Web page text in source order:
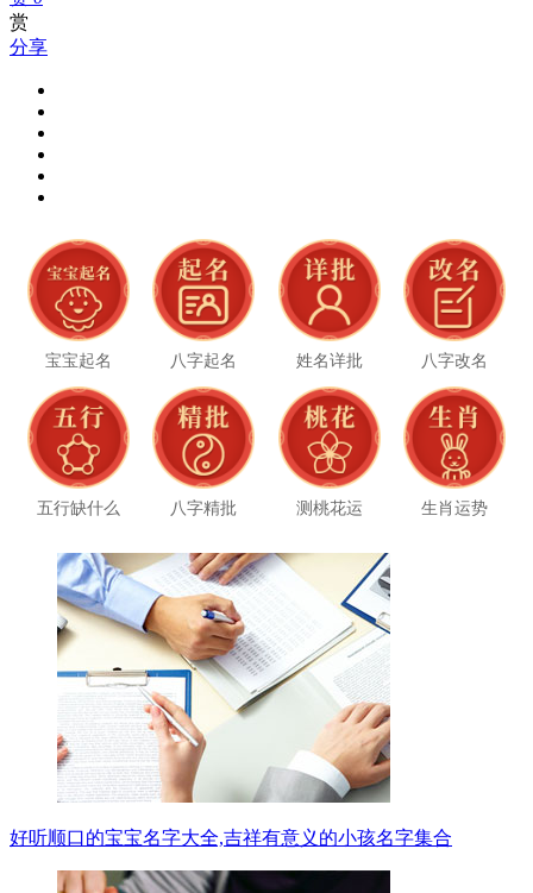
赏
分享
宝宝起名 八字起名 姓名详批 八字改名
五行缺什么 八字精批 测桃花运 生肖运势
好听顺口的宝宝名字大全,吉祥有意义的小孩名字集合